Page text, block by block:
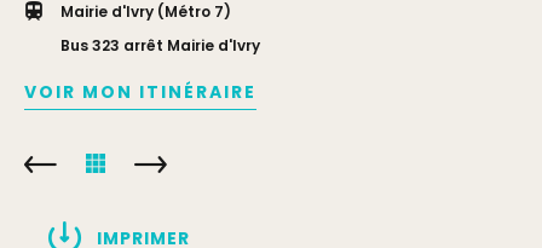
Mairie d'Ivry (Métro 7)
Bus 323 arrêt Mairie d'Ivry
VOIR MON ITINÉRAIRE
IMPRIMER